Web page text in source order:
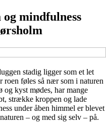
mindfulness
stadig ligger som et let
roen føles så nær som i naturen
kyst mødes, har mange
strække kroppen og lade
under åben himmel er blevet
– og med sig selv – på.